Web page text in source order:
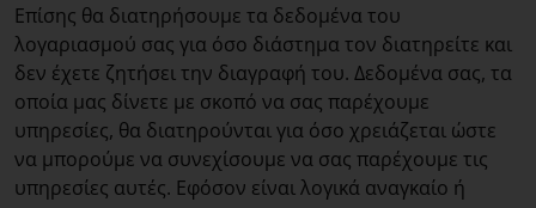
Επίσης θα διατηρήσουμε τα δεδομένα του
λογαριασμού σας για όσο διάστημα τον διατηρείτε και
δεν έχετε ζητήσει την διαγραφή του. Δεδομένα σας, τα
οποία μας δίνετε με σκοπό να σας παρέχουμε
υπηρεσίες, θα διατηρούνται για όσο χρειάζεται ώστε
να μπορούμε να συνεχίσουμε να σας παρέχουμε τις
υπηρεσίες αυτές. Εφόσον είναι λογικά αναγκαίο ή